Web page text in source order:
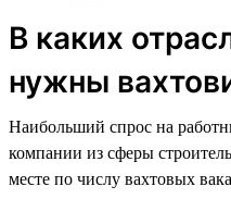
В каких
нужны
Наибольший спрос на
компании из сферы
месте по числу вахтовых